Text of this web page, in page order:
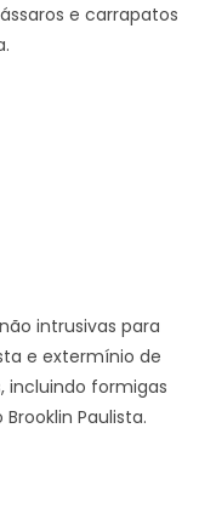
e carrapatos
intrusivas para
e extermínio de
incluindo formigas
Paulista.